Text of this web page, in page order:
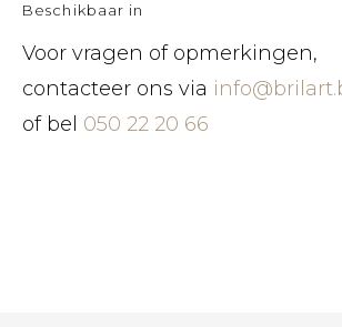
Beschikbaar in
Voor vragen of opmerkingen,
contacteer ons via
of bel 050 22 20 66